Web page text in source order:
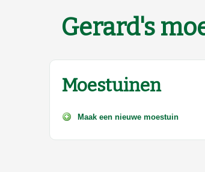
Gerard's
Moestuinen
Maak een nieuwe moestuin